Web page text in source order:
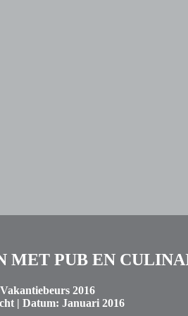
MET PUB EN
Vakantiebeurs 2016
| Datum: Januari 2016